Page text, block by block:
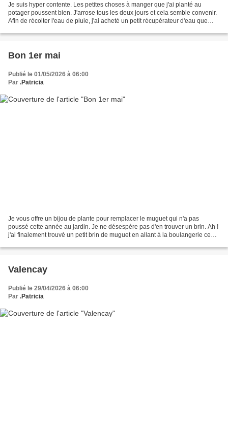
Je suis hyper contente. Les petites choses à manger que j'ai planté au
potager poussent bien. J'arrose tous les deux jours et cela semble convenir.
Afin de récolter l'eau de pluie, j'ai acheté un petit récupérateur d'eau que
Bon 1er mai
Publié le 01/05/2026 à 06:00
Par .Patricia
Je vous offre un bijou de plante pour remplacer le muguet qui n'a pas
poussé cette année au jardin. Je ne désespère pas d'en trouver un brin. Ah !
j'ai finalement trouvé un petit brin de muguet en allant à la boulangerie ce
Valencay
Publié le 29/04/2026 à 06:00
Par .Patricia